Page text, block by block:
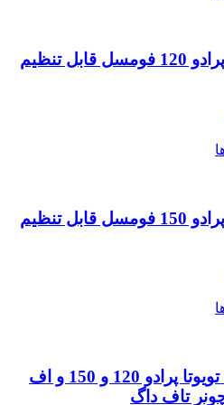
کمک‌ فنر جلو تویوتا پرادو 120 فومسل قابل تنظیم
کمک‌ فنر جلو تویوتا پرادو 150 فومسل قابل تنظیم
فنر لول جلو و عقب تویوتا پرادو 120 و 150 و اف
تاف داگ